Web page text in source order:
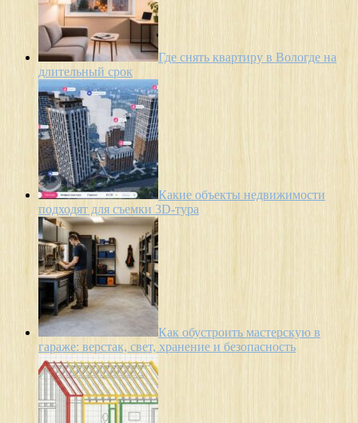
Где снять квартиру в Вологде на
длительный срок
Какие объекты недвижимости
подходят для съемки 3D-тура
Как обустроить мастерскую в
гараже: верстак, свет, хранение и безопасность